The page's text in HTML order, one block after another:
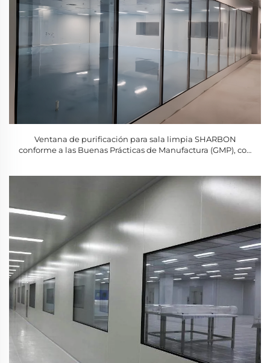
Ventana de purificación para sala limpia SHARBON
conforme a las Buenas Prácticas de Manufactura (GMP), con